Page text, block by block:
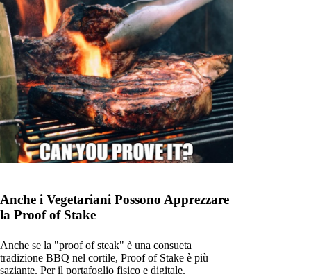
Anche i Vegetariani Possono Apprezzare
la Proof of Stake
Anche se la "proof of steak" è una consueta
tradizione BBQ nel cortile, Proof of Stake è più
saziante. Per il portafoglio fisico e digitale.